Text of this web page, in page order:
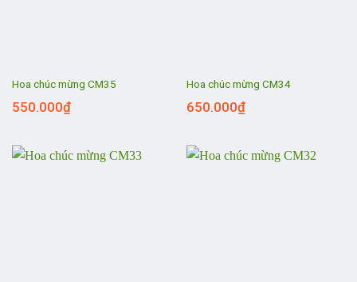
Hoa chúc mừng CM35
550.000₫
Hoa chúc mừng CM34
650.000₫